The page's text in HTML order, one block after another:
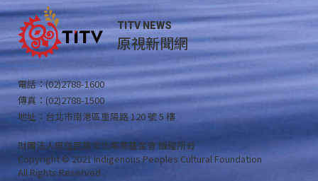
TITV NEWS
原視新聞網
電話：(02)2788-1600
傳真：(02)2788-1500
地址：台北市南港區重陽路 120 號 5 樓
財團法人原住民族文化事業基金會 版權所有
Copyright © 2021 Indigenous Peoples Cultural Foundation
All Rights Reserved .